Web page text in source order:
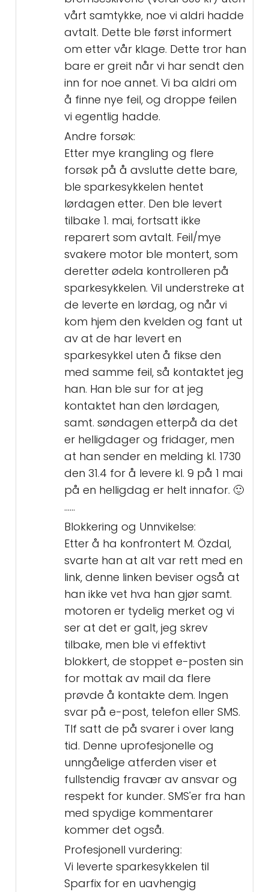
vårt samtykke, noe vi aldri hadde
avtalt. Dette ble først informert
om etter vår klage. Dette tror han
bare er greit når vi har sendt den
inn for noe annet. Vi ba aldri om
å finne nye feil, og droppe feilen
vi egentlig hadde.
Andre forsøk:
Etter mye krangling og flere
forsøk på å avslutte dette bare,
ble sparkesykkelen hentet
lørdagen etter. Den ble levert
tilbake 1. mai, fortsatt ikke
reparert som avtalt. Feil/mye
svakere motor ble montert, som
deretter ødela kontrolleren på
sparkesykkelen. Vil understreke at
de leverte en lørdag, og når vi
kom hjem den kvelden og fant ut
av at de har levert en
sparkesykkel uten å fikse den
med samme feil, så kontaktet jeg
han. Han ble sur for at jeg
kontaktet han den lørdagen,
samt. søndagen etterpå da det
er helligdager og fridager, men
at han sender en melding kl. 1730
den 31.4 for å levere kl. 9 på 1 mai
på en helligdag er helt innafor. 🙂
......
Blokkering og Unnvikelse:
Etter å ha konfrontert M. Özdal,
svarte han at alt var rett med en
link, denne linken beviser også at
han ikke vet hva han gjør samt.
motoren er tydelig merket og vi
ser at det er galt, jeg skrev
tilbake, men ble vi effektivt
blokkert, de stoppet e-posten sin
for mottak av mail da flere
prøvde å kontakte dem. Ingen
svar på e-post, telefon eller SMS.
Tlf satt de på svarer i over lang
tid. Denne uprofesjonelle og
unngåelige atferden viser et
fullstendig fravær av ansvar og
respekt for kunder. SMS'er fra han
med spydige kommentarer
kommer det også.
Profesjonell vurdering:
Vi leverte sparkesykkelen til
Sparfix for en uavhengig